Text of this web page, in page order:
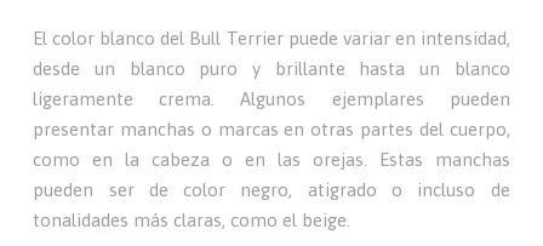
El color blanco del Bull Terrier puede variar en intensidad,
desde un blanco puro y brillante hasta un blanco
ligeramente crema. Algunos ejemplares pueden
presentar manchas o marcas en otras partes del cuerpo,
como en la cabeza o en las orejas. Estas manchas
pueden ser de color negro, atigrado o incluso de
tonalidades más claras, como el beige.